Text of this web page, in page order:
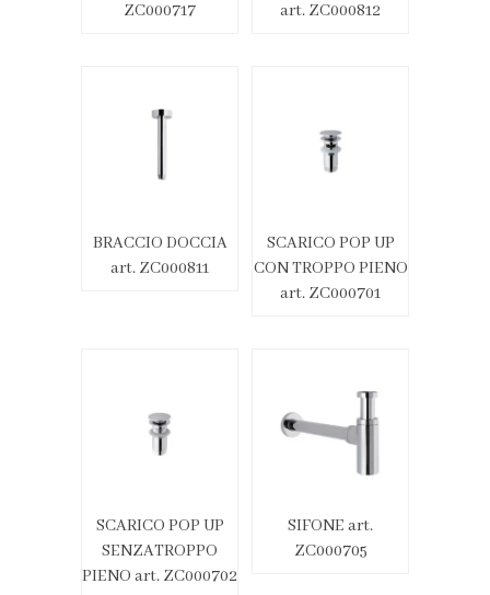
ZC000717
art. ZC000812
BRACCIO DOCCIA
art. ZC000811
SCARICO POP UP
CON TROPPO PIENO
art. ZC000701
SCARICO POP UP
SENZATROPPO
PIENO art. ZC000702
SIFONE art.
ZC000705